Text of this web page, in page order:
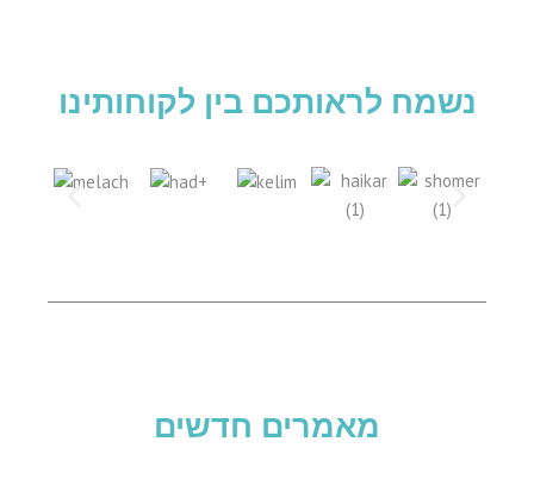
נשמח לראותכם בין לקוחותינו
מאמרים חדשים